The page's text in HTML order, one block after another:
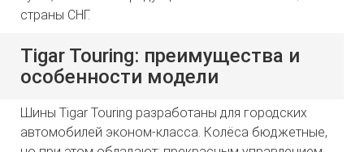
страны СНГ.
Tigar Touring: преимущества и
особенности модели
Шины Tigar Touring разработаны для городских
автомобилей эконом-класса. Колёса бюджетные,